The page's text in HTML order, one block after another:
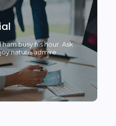
busy his hour. Ask
nature admire